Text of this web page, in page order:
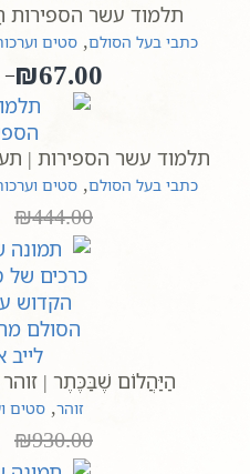
תלמוד עשר הספירות
כתבי בעל הסולם,סטים
₪67.00
–
תלמוד עשר הספירות | תע"ס
כתבי בעל הסולם,סטים
₪444.00
הַיַּהֲלוֹם שֶׁבַּכֶּתֶר | זוהר הסולם |
זוהר,סטים
₪930.00